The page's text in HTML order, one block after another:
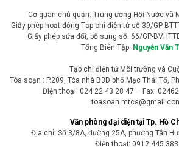
Cơ quan chủ quản: Trung ương Hội Nước và
Giấy phép hoạt động Tạp chí điện tử số 39/GP-
Giấy phép sửa đổi, bổ sung số: 66/GP-
Tổng Biên Tập: Nguyễn Văn
Tạp chí điện tử Môi trường và
Tòa soạn : P.209, Tòa nhà B3D phố Mạc Thái Tổ,
Điện thoại: 024 22 43 28 47 – Fax:
Văn phòng đại diện tại Tp. Hồ
Địa chỉ: Số 3/8A, đường 25A, phường Tân
Điện thoại: 0912.445.383